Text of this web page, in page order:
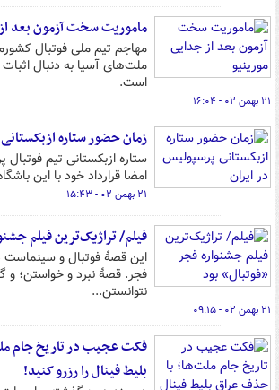
ماموریت سخت آزمون بعد
مهاجم تیم ملی فوتبال
ملت‌های آسیا به دنبال
است.
۲۱ بهمن ۰۲ - ۱۶:۰۴
زمان حضور ستاره
ستاره ازبکستانی تیم
امضا قرارداد خود با این
۲۱ بهمن ۰۲ - ۱۵:۴۳
فیلم/ تراژیک‌ترین فیلم
این قصۀ فوتبال و
فجر. قصۀ نبرد و خواستن؛
نتوانستن...
۲۱ بهمن ۰۲ - ۰۹:۱۵
فکت عجیب در تاریخ جام
بلیط فینال را رزرو کنید!